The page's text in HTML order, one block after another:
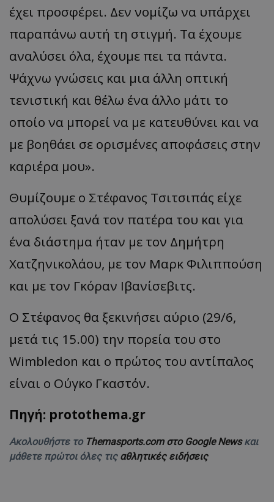
έχει προσφέρει. Δεν νομίζω να υπάρχει
παραπάνω αυτή τη στιγμή. Τα έχουμε
αναλύσει όλα, έχουμε πει τα πάντα.
Ψάχνω γνώσεις και μια άλλη οπτική
τενιστική και θέλω ένα άλλο μάτι το
οποίο να μπορεί να με κατευθύνει και να
με βοηθάει σε ορισμένες αποφάσεις στην
καριέρα μου».
Θυμίζουμε ο Στέφανος Τσιτσιπάς είχε
απολύσει ξανά τον πατέρα του και για
ένα διάστημα ήταν με τον Δημήτρη
Χατζηνικολάου, με τον Μαρκ Φιλιππούση
και με τον Γκόραν Ιβανίσεβιτς.
Ο Στέφανος θα ξεκινήσει αύριο (29/6,
μετά τις 15.00) την πορεία του στο
Wimbledon και ο πρώτος του αντίπαλος
είναι ο Ούγκο Γκαστόν.
Πηγή: protothema.gr
Ακολουθήστε το Themasports.com στο Google Newsκαι
μάθετε πρώτοι όλες τις αθλητικές ειδήσεις